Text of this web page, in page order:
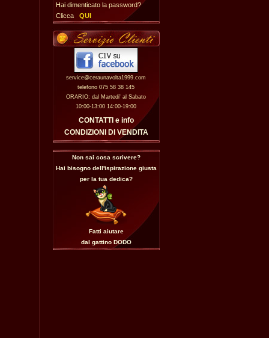
Hai dimenticato la password?
Clicca
QUI
service@ceraunavolta1999.com
telefono 075 58 38 145
ORARIO: dal Martedi' al Sabato
10:00-13:00 14:00-19:00
CONTATTI e info
CONDIZIONI DI VENDITA
Non sai cosa scrivere?
Hai bisogno dell'ispirazione giusta
per la tua dedica?
Fatti aiutare
dal gattino DODO